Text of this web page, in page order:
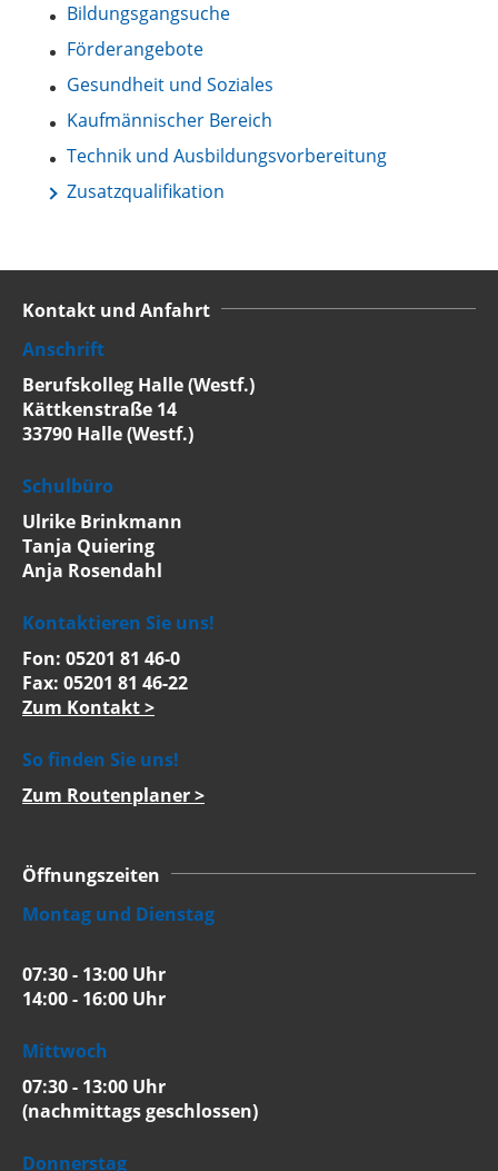
Bildungsgangsuche
Förderangebote
Gesundheit und Soziales
Kaufmännischer Bereich
Technik und Ausbildungsvorbereitung
Zusatzqualifikation
Kontakt und Anfahrt
Anschrift
Berufskolleg Halle (Westf.)
Kättkenstraße 14
33790 Halle (Westf.)
Schulbüro
Ulrike Brinkmann
Tanja Quiering
Anja Rosendahl
Kontaktieren Sie uns!
Fon: 05201 81 46-0
Fax: 05201 81 46-22
Zum Kontakt >
So finden Sie uns!
Zum Routenplaner >
Öffnungszeiten
Montag und Dienstag
07:30 - 13:00 Uhr
14:00 - 16:00 Uhr
Mittwoch
07:30 - 13:00 Uhr
(nachmittags geschlossen)
Donnerstag